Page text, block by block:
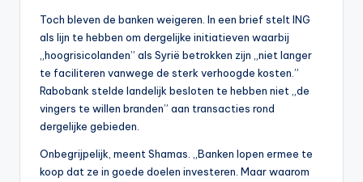
Toch bleven de banken weigeren. In een brief stelt ING
als lijn te hebben om dergelijke initiatieven waarbij
„hoogrisicolanden” als Syrië betrokken zijn „niet langer
te faciliteren vanwege de sterk verhoogde kosten.”
Rabobank stelde landelijk besloten te hebben niet „de
vingers te willen branden” aan transacties rond
dergelijke gebieden.
Onbegrijpelijk, meent Shamas. „Banken lopen ermee te
koop dat ze in goede doelen investeren. Maar waarom